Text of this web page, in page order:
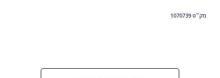
מק״ט1070739